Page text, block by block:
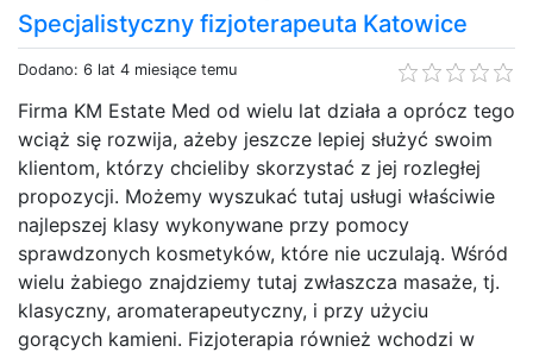
Specjalistyczny fizjoterapeuta Katowice
Dodano: 6 lat 4 miesiące temu
Firma KM Estate Med od wielu lat działa a oprócz tego
wciąż się rozwija, ażeby jeszcze lepiej służyć swoim
klientom, którzy chcieliby skorzystać z jej rozległej
propozycji. Możemy wyszukać tutaj usługi właściwie
najlepszej klasy wykonywane przy pomocy
sprawdzonych kosmetyków, które nie uczulają. Wśród
wielu żabiego znajdziemy tutaj zwłaszcza masaże, tj.
klasyczny, aromaterapeutyczny, i przy użyciu
gorących kamieni. Fizjoterapia również wchodzi w